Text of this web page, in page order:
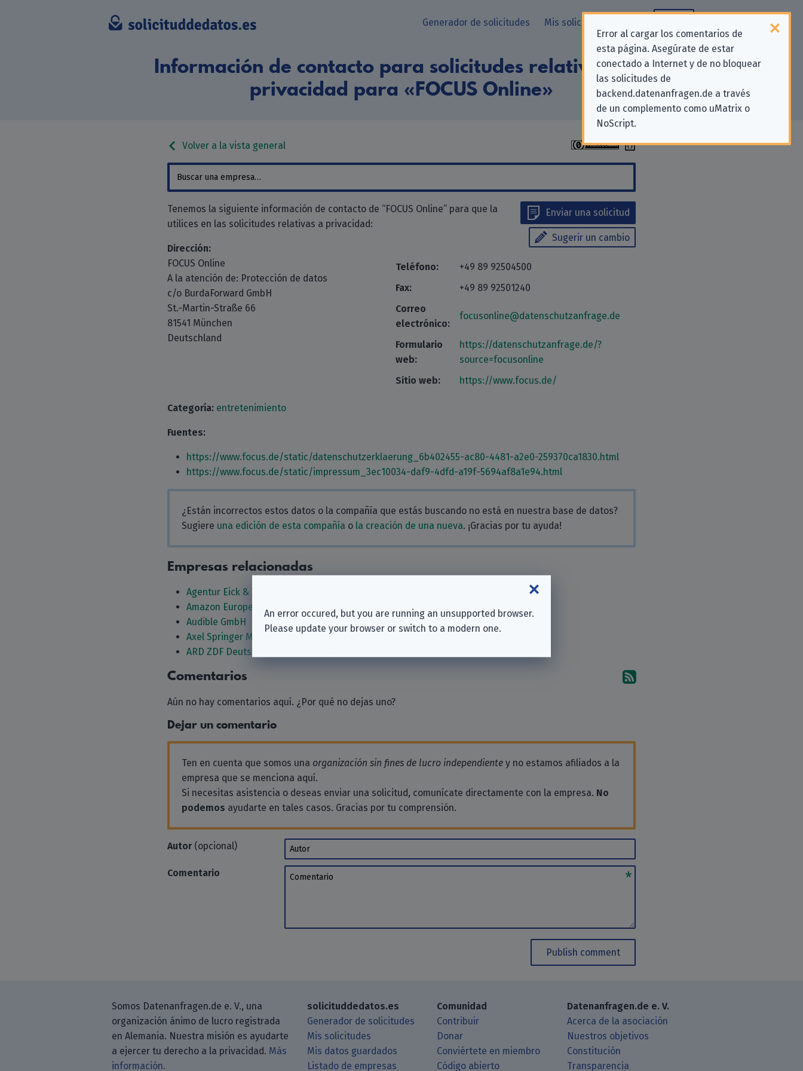
Error al cargar los comentarios de
esta página. Asegúrate de estar
conectado a Internet y de no bloquear
las solicitudes de
backend.datenanfragen.de a través
de un complemento como uMatrix o
NoScript.
Generador de solicitudes Mis solicitudes
Información de contacto para solicitudes relativas a la
privacidad para «FOCUS Online»
Volver a la vista general
Enviar una solicitud
Sugerir un cambio
Tenemos la siguiente información de contacto de “FOCUS Online” para que la
utilices en las solicitudes relativas a privacidad:
Dirección:
FOCUS Online
A la atención de: Protección de datos
c/o BurdaForward GmbH
St.-Martin-Straße 66
81541 München
Deutschland
Teléfono:
+49 89 92504500
Fax:
+49 89 92501240
Correo
electrónico:
focusonline@datenschutzanfrage.de
Formulario
web:
https://datenschutzanfrage.de/?
source=focusonline
Sitio web:
https://www.focus.de/
Categoría: entretenimiento
Fuentes:
https://www.focus.de/static/datenschutzerklaerung_6b402455-ac80-4481-a2e0-259370ca1830.html
https://www.focus.de/static/impressum_3ec10034-daf9-4dfd-a19f-5694af8a1e94.html
¿Están incorrectos estos datos o la compañía que estás buscando no está en nuestra base de datos?
Sugiere una edición de esta compañía o la creación de una nueva. ¡Gracias por tu ayuda!
Empresas relacionadas
Agentur Eick & Weber | Burkhard Eick & Gregor Weber GbR
Amazon Europe Core SARL
Audible GmbH
Axel Springer Mediahouse Berlin GmbH
ARD ZDF Deutschlandradio Beitragsservice
Comentarios Suscríbete a los
Aún no hay comentarios aquí. ¿Por qué no dejas uno?
Dejar un comentario
Ten en cuenta que somos una organización sin fines de lucro independiente y no estamos afiliados a la
empresa que se menciona aquí.
Si necesitas asistencia o deseas enviar una solicitud, comunícate directamente con la empresa. No
podemos ayudarte en tales casos. Gracias por tu comprensión.
Autor(opcional) Autor
Comentario Comentario
Publish comment
Somos Datenanfragen.de e. V., una
organización ánimo de lucro registrada
en Alemania. Nuestra misión es ayudarte
a ejercer tu derecho a la privacidad. Más
información.
solicituddedatos.es
Generador de solicitudes
Mis solicitudes
Mis datos guardados
Listado de empresas
Comunidad
Contribuir
Donar
Conviértete en miembro
Código abierto
Datenanfragen.de e. V.
Acerca de la asociación
Nuestros objetivos
Constitución
Transparencia
An error occured, but you are running an unsupported browser.
Please update your browser or switch to a modern one.